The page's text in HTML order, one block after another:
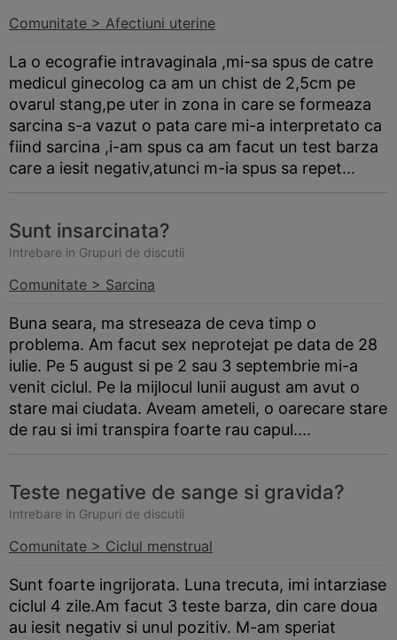
Comunitate > Afectiuni uterine
La o ecografie intravaginala ,mi-sa spus de catre
medicul ginecolog ca am un chist de 2,5cm pe
ovarul stang,pe uter in zona in care se formeaza
sarcina s-a vazut o pata care mi-a interpretato ca
fiind sarcina ,i-am spus ca am facut un test barza
care a iesit negativ,atunci m-ia spus sa repet...
Sunt insarcinata?
Intrebare in Grupuri de discutii
Comunitate > Sarcina
Buna seara, ma streseaza de ceva timp o
problema. Am facut sex neprotejat pe data de 28
iulie. Pe 5 august si pe 2 sau 3 septembrie mi-a
venit ciclul. Pe la mijlocul lunii august am avut o
stare mai ciudata. Aveam ameteli, o oarecare stare
de rau si imi transpira foarte rau capul....
Teste negative de sange si gravida?
Intrebare in Grupuri de discutii
Comunitate > Ciclul menstrual
Sunt foarte ingrijorata. Luna trecuta, imi intarziase
ciclul 4 zile.Am facut 3 teste barza, din care doua
au iesit negativ si unul pozitiv. M-am speriat